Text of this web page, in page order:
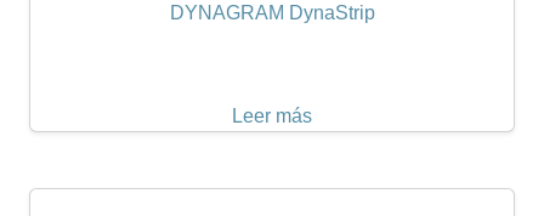
DYNAGRAM DynaStrip
Leer más